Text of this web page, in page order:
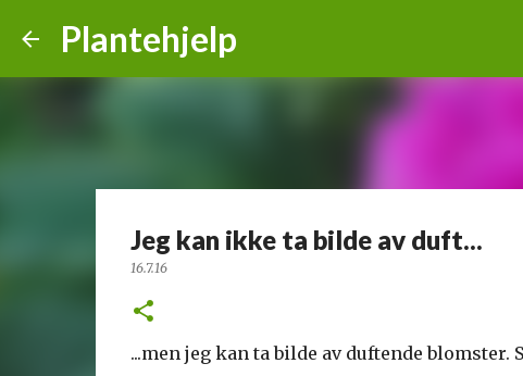
Plantehjelp
Jeg kan ikke ta bilde av duft...
16.7.16
...men jeg kan ta bilde av duftende